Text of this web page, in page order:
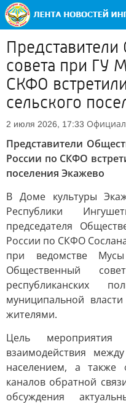
совета при ГУ
СКФО
сельского
2 июля 2026, 17:33
Представители
России по СКФО
поселения Экажево
В Доме культуры
Республики
председателя
России по СКФО
при ведомстве Мусы
Общественный
республиканских
муниципальной
жителями.
Цель мероприятия
взаимодействия
населением, а также
каналов обратной
обсуждения